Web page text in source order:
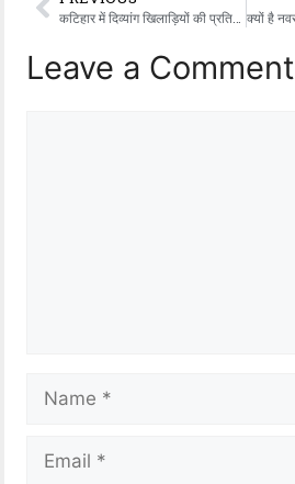
कटिहार में दिव्यांग खिलाड़ियों की प्रतिभा को पहचानने और प्रोत्साहित करने के लिए सामर्थ्य 2025 का आयोजन किया
Leave a Comment